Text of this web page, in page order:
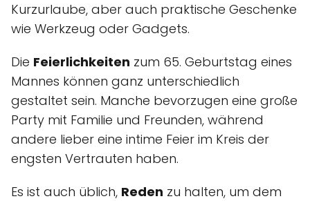
Kurzurlaube, aber auch praktische Geschenke
wie Werkzeug oder Gadgets.
Die Feierlichkeiten zum 65. Geburtstag eines
Mannes können ganz unterschiedlich
gestaltet sein. Manche bevorzugen eine große
Party mit Familie und Freunden, während
andere lieber eine intime Feier im Kreis der
engsten Vertrauten haben.
Es ist auch üblich, Reden zu halten, um dem